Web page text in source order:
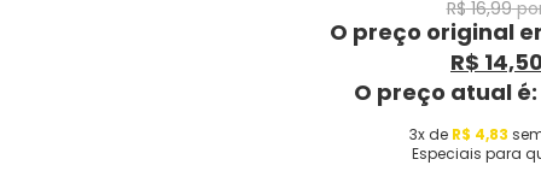
R$16,99
O preço original
R$
O preço atual é:
3x de R$ 4,83
Especiais para